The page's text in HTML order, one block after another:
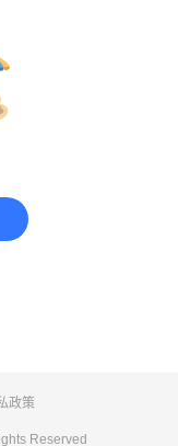
政策
Reserved